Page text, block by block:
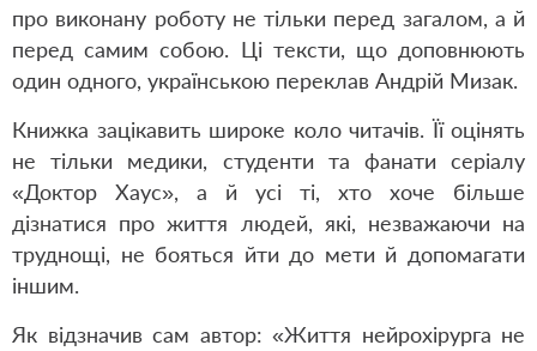
про виконану роботу не тільки перед загалом, а й
перед самим собою. Ці тексти, що доповнюють
один одного, українською переклав Андрій Мизак.
Книжка зацікавить широке коло читачів. Її оцінять
не тільки медики, студенти та фанати серіалу
«Доктор Хаус», а й усі ті, хто хоче більше
дізнатися про життя людей, які, незважаючи на
труднощі, не бояться йти до мети й допомагати
іншим.
Як відзначив сам автор: «Життя нейрохірурга не